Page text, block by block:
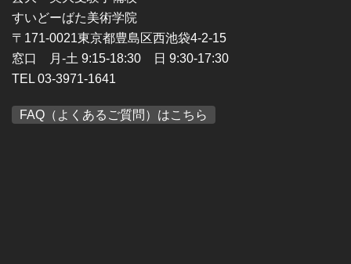
すいどーばた美術学院
〒171-0021東京都豊島区西池袋4-2-15
窓口 月-土 9:15-18:30 日 9:30-17:30
TEL 03-3971-1641
FAQ（よくあるご質問）はこちら